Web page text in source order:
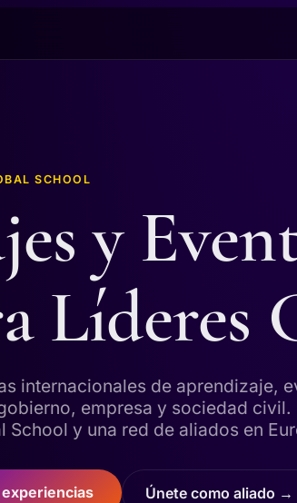
SCHOOL
y
Líderes
internacionales de aprendizaje,
empresa y sociedad
School y una red de aliados en
Únete como aliado →